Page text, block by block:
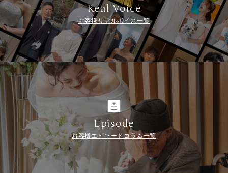
Real Voice
お客様リアルボイス一覧
Episode
お客様エピソードコラム一覧